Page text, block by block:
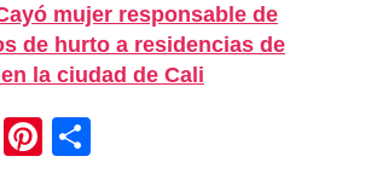
mujer responsable de
de hurto a residencias de
la ciudad de Cali
E
Pi